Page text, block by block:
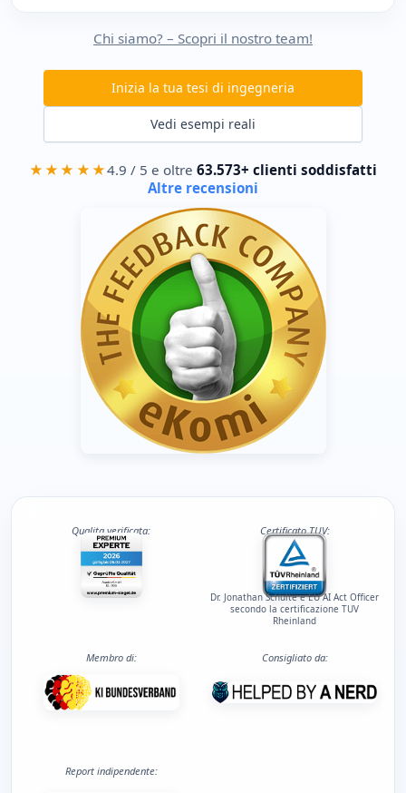
Chi siamo? – Scopri il nostro team!
Inizia la tua tesi di ingegneria
Vedi esempi reali
★★★★★4.9 / 5 e oltre63.573+ clienti soddisfatti
Altre recensioni
Qualita verificata: Certificato TUV:
Dr. Jonathan Schulte e EU AI Act Officer
secondo la certificazione TUV
Rheinland
Membro di: Consigliato da:
Report indipendente: